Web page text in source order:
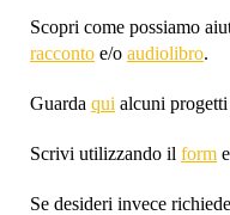
Scopri come possiamo
racconto e/o audiolibro.
Guarda qui alcuni
Scrivi utilizzando il form
Se desideri invece